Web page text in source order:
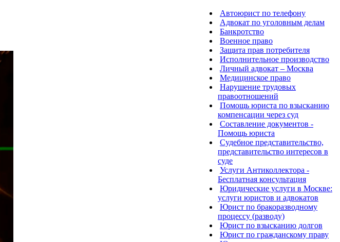
Автоюрист по телефону
Адвокат по уголовным делам
Банкротство
Военное право
Защита прав потребителя
Исполнительное производство
Личный адвокат – Москва
Медицинское право
Нарушение трудовых
правоотношений
Помощь юриста по взысканию
компенсации через суд
Составление документов -
Помощь юриста
Судебное представительство,
представительство интересов в
суде
Услуги Антиколлектора -
Бесплатная консультация
Юридические услуги в Москве:
услуги юристов и адвокатов
Юрист по бракоразводному
процессу (разводу)
Юрист по взысканию долгов
Юрист по гражданскому праву